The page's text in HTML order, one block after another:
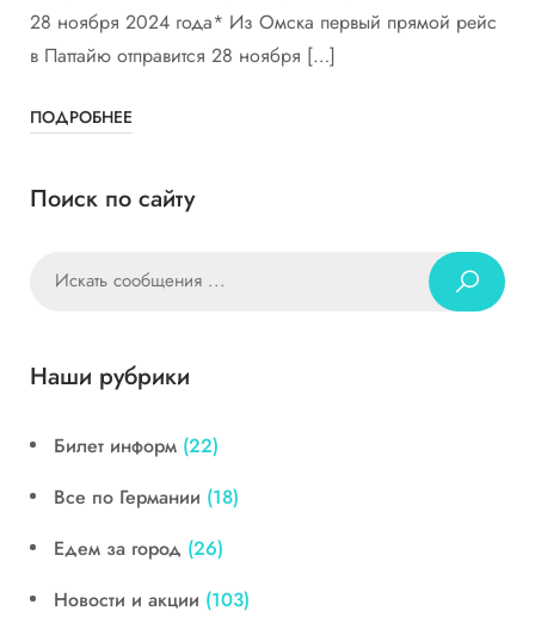
28 ноября 2024 года* Из Омска первый прямой рейс
в Паттайю отправится 28 ноября […]
ПОДРОБНЕЕ
Поиск по сайту
Наши рубрики
Билет информ (22)
Все по Германии (18)
Едем за город (26)
Новости и акции (103)